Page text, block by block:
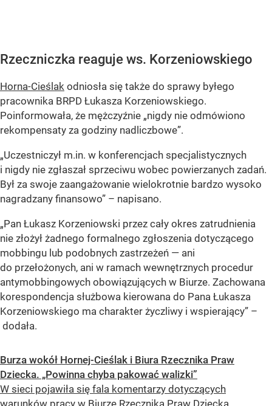
Rzeczniczka reaguje ws. Korzeniowskiego
Horna-Cieślak odniosła się także do sprawy byłego
pracownika BRPD Łukasza Korzeniowskiego.
Poinformowała, że mężczyźnie „nigdy nie odmówiono
rekompensaty za godziny nadliczbowe”.
„Uczestniczył m.in. w konferencjach specjalistycznych
i nigdy nie zgłaszał sprzeciwu wobec powierzanych zadań.
Był za swoje zaangażowanie wielokrotnie bardzo wysoko
nagradzany finansowo” – napisano.
„Pan Łukasz Korzeniowski przez cały okres zatrudnienia
nie złożył żadnego formalnego zgłoszenia dotyczącego
mobbingu lub podobnych zastrzeżeń — ani
do przełożonych, ani w ramach wewnętrznych procedur
antymobbingowych obowiązujących w Biurze. Zachowana
korespondencja służbowa kierowana do Pana Łukasza
Korzeniowskiego ma charakter życzliwy i wspierający” –
dodała.
Burza wokół Hornej-Cieślak i Biura Rzecznika Praw
Dziecka. „Powinna chyba pakować walizki”
W sieci pojawiła się fala komentarzy dotyczących
warunków pracy w Biurze Rzecznika Praw Dziecka.